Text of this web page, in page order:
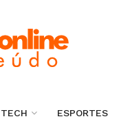
TECH ESPORTES